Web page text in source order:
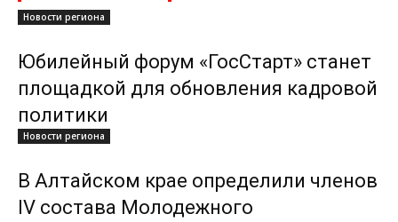
Новости региона
Юбилейный форум «ГосСтарт» станет
площадкой для обновления кадровой
политики
Новости региона
В Алтайском крае определили членов
IV состава Молодежного